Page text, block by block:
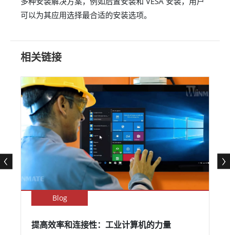
可以为其应用选择最合适的安装选项。
相关链接
Blog
提高效率和连接性：工业计算机的力量